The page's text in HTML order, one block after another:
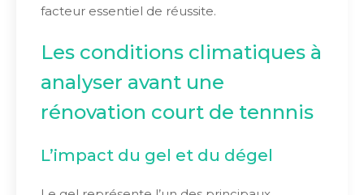
facteur essentiel de réussite.
Les conditions climatiques à
analyser avant une
rénovation court de tennnis
L’impact du gel et du dégel